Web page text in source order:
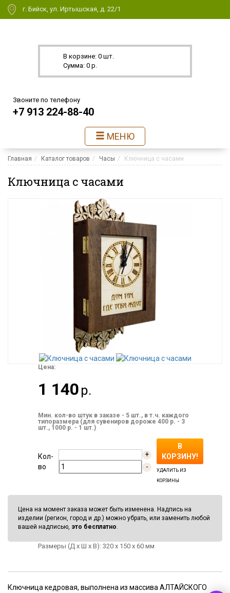
г. Бийск, ул. Иртышская, д. 22/1
В корзине: 0 шт.
Сумма: 0 р.
Звоните по телефону
+7 913 224-88-40
МЕНЮ
Главная Каталог товаров Часы Ключница с часами
Ключница с часами
Цена:
1 140 р.
Мин. кол-во штук в заказе - 5 шт., в т.ч. каждого
типоразмера (для сувениров дороже 400 р. - 3
шт., 1000 р. - 1 шт.)
Кол-
во
+
-
В
КОРЗИНУ!
УДАЛИТЬ ИЗ
КОРЗИНЫ
Цена на момент заказа может быть изменена. Надпись на
изделии (регион, город и др.) можно убрать, или заменить любой
вашей надписью, это бесплатно.
Размеры (Д х Ш х В): 320 x 150 x 60 мм
Ключница кедровая, выполнена из массива АЛТАЙСКОГО